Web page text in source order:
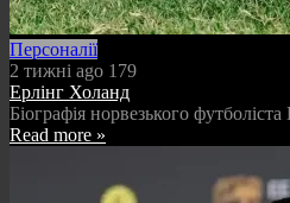
Персоналії
2 тижні ago 179
Ерлінг Холанд
Біографія норвезького
Read more »